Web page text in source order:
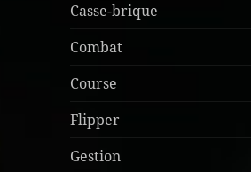
Casse-brique
Combat
Course
Flipper
Gestion